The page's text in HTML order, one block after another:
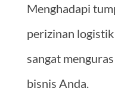
Menghadapi
perizinan
sangat
bisnis Anda.